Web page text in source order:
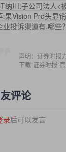
纳川:子公司法人<
:果Vision Pro头显
业投诉渠道有.哪些
声明：证券时报
下载“证券时报”
评论
录后可以发言